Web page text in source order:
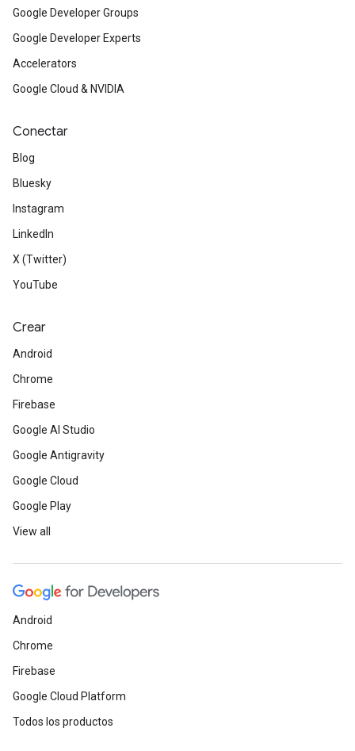
Google Developer Groups
Google Developer Experts
Accelerators
Google Cloud & NVIDIA
Conectar
Blog
Bluesky
Instagram
LinkedIn
X (Twitter)
YouTube
Crear
Android
Chrome
Firebase
Google AI Studio
Google Antigravity
Google Cloud
Google Play
View all
Android
Chrome
Firebase
Google Cloud Platform
Todos los productos